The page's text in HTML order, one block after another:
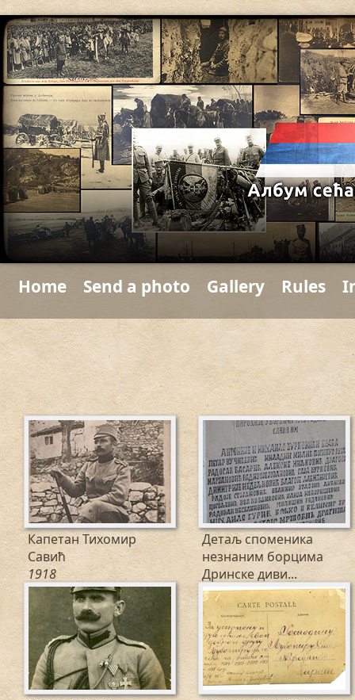
Home Send a photo Gallery Rules
Капетан Тихомир
Савић
1918
Детаљ споменика
незнаним борцима
Дринске диви...
1918